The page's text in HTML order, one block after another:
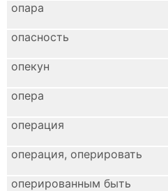
опара
опасность
опекун
опера
операция
операция, оперировать
оперированным быть